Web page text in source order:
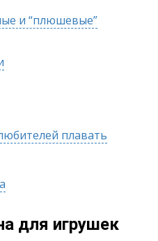
и “плюшевые”
плавать
для игрушек